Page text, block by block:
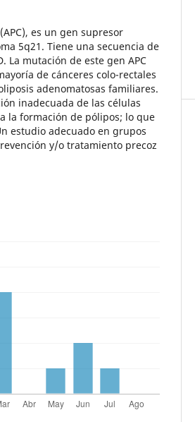
es un gen supresor
5q21. Tiene una secuencia de
La mutación de este gen APC
de cánceres colo-rectales
adenomatosas familiares.
inadecuada de las células
la formación de pólipos; lo que
estudio adecuado en grupos
y/o tratamiento precoz